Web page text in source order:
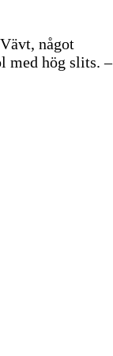
något
med hög slits. –